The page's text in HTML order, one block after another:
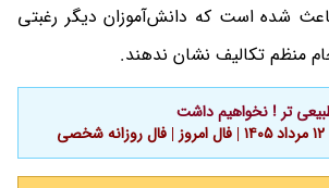
شده است که دانش‌آموزان دیگر رغبتی
منظم تکالیف نشان ندهند.
تر ! نخواهیم داشت